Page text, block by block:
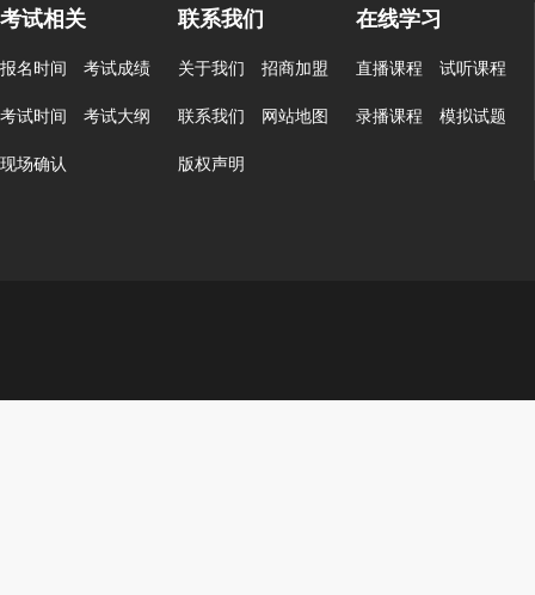
考试相关
报名时间
考试成绩
考试时间
考试大纲
现场确认
联系我们
关于我们
招商加盟
联系我们
网站地图
版权声明
在线学习
直播课程
试听课程
录播课程
模拟试题